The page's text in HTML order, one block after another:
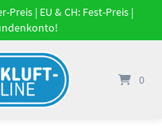
Preis | EU & CH: Fest-Preis |
0